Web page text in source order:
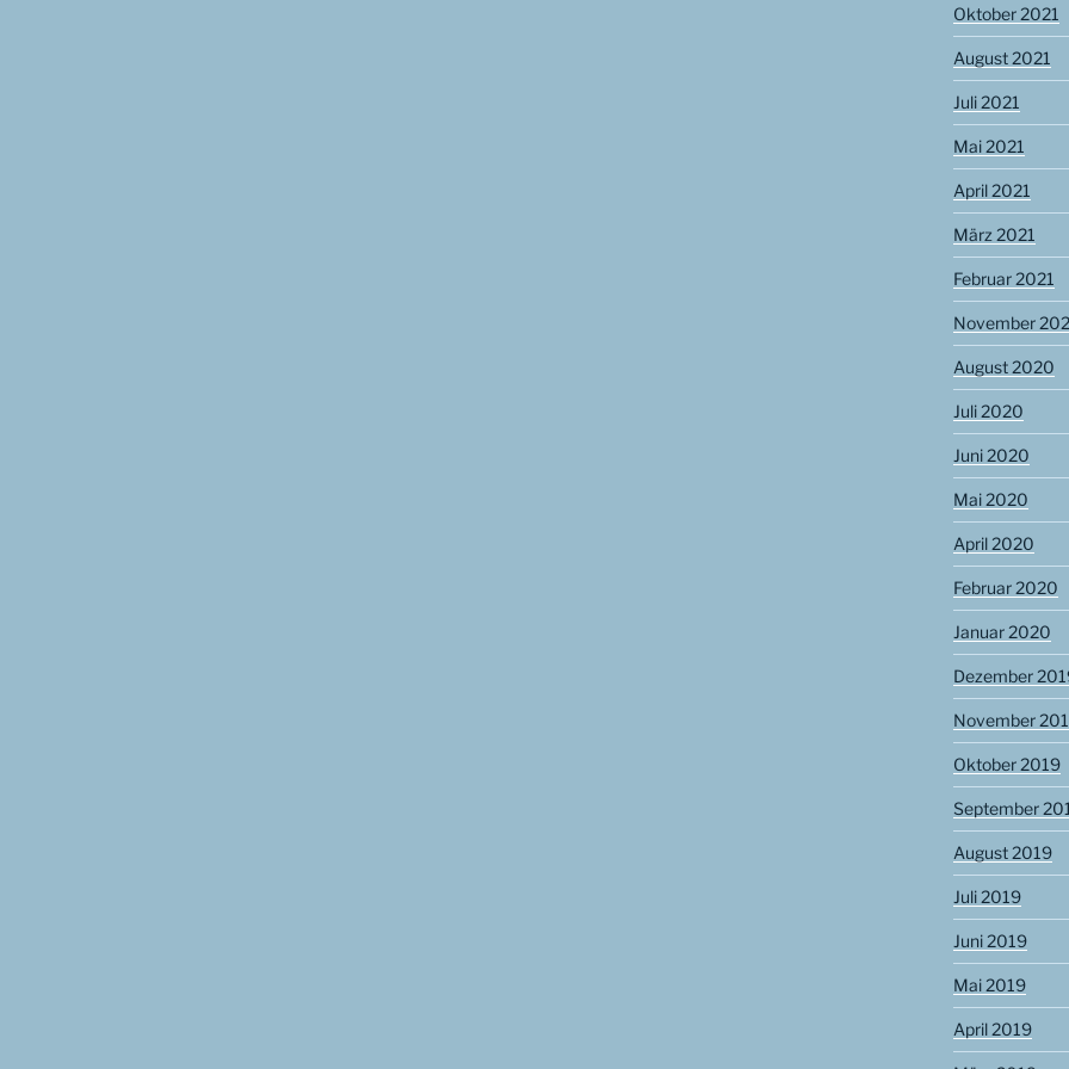
Oktober 2021
August 2021
Juli 2021
Mai 2021
April 2021
März 2021
Februar 2021
November
August 2020
Juli 2020
Juni 2020
Mai 2020
April 2020
Februar 2020
Januar 2020
Dezember
November
Oktober 2019
September
August 2019
Juli 2019
Juni 2019
Mai 2019
April 2019